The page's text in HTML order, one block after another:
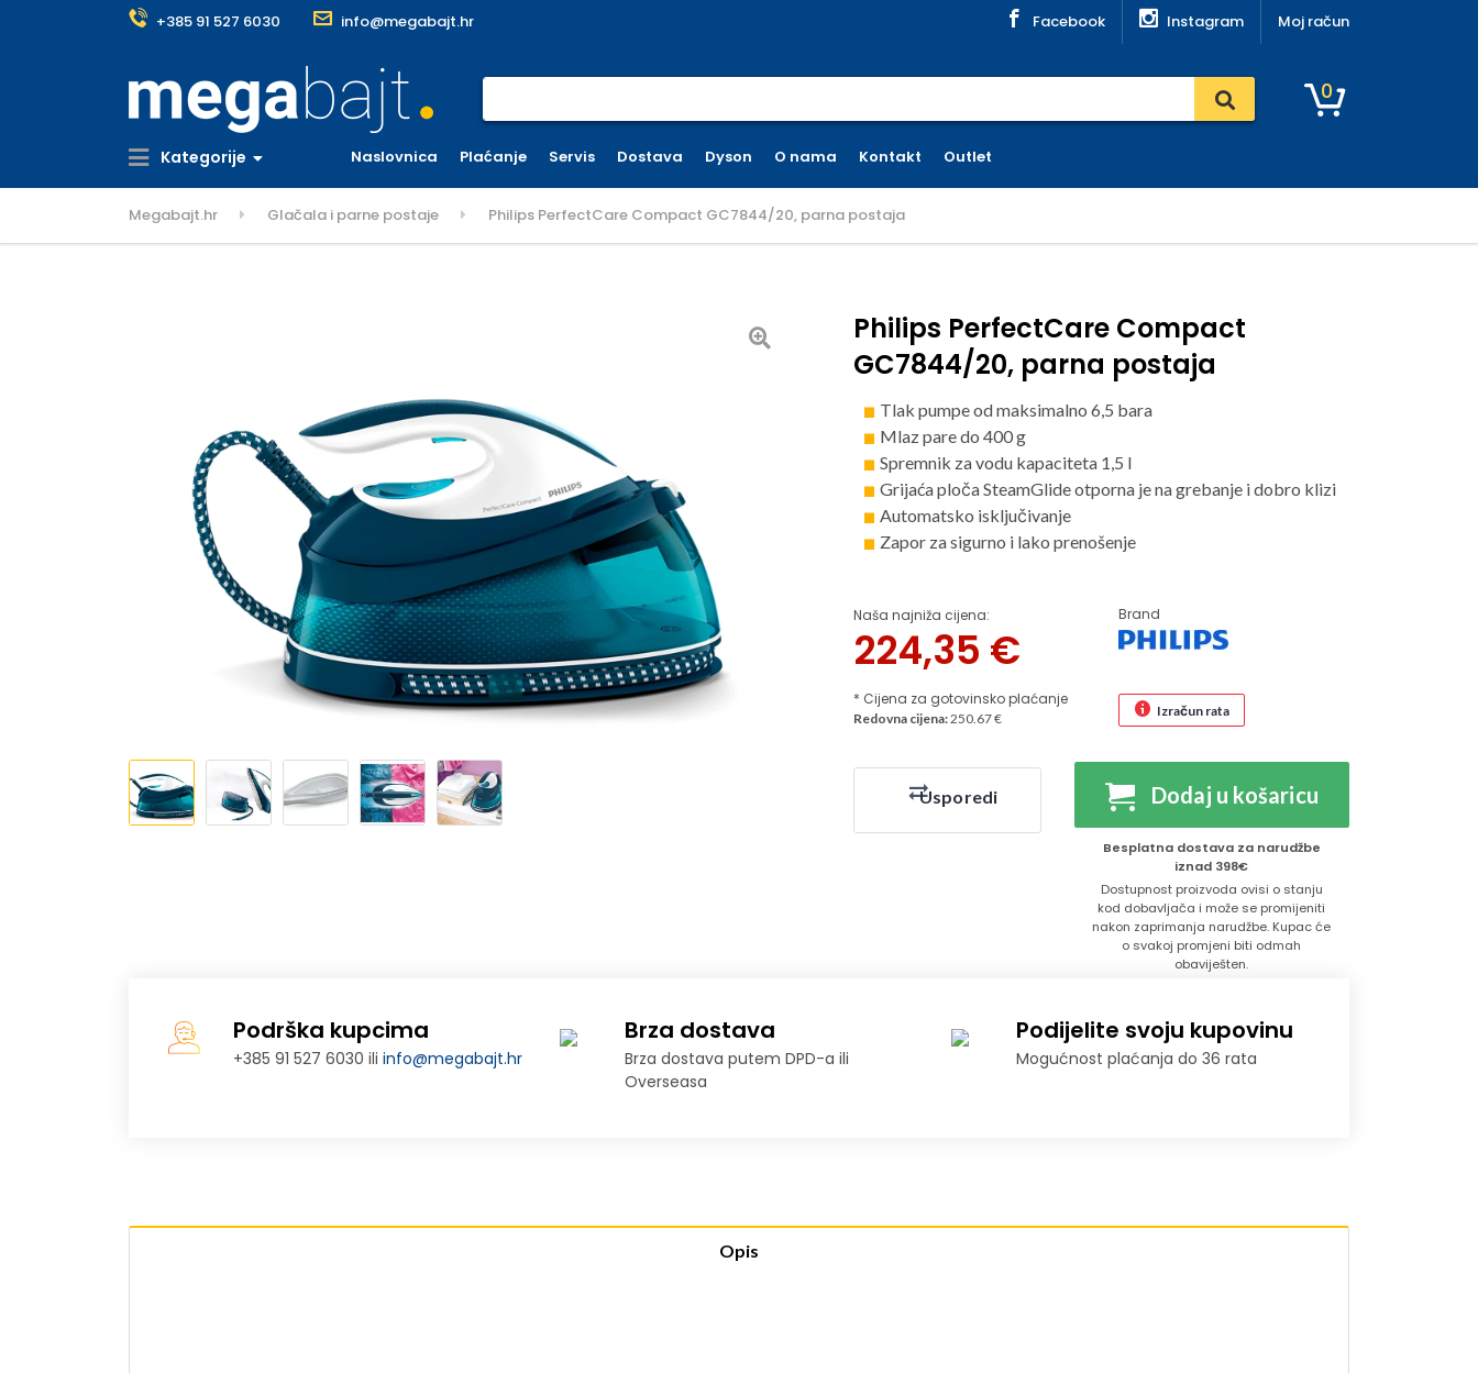
+385 91 527 6030 info@megabajt.hr Facebook Instagram Moj račun
0
Kategorije Naslovnica Plaćanje Servis Dostava Dyson O nama Kontakt Outlet
Megabajt.hr Glačala i parne postaje Philips PerfectCare Compact GC7844/20, parna postaja
Philips PerfectCare Compact
GC7844/20, parna postaja
Tlak pumpe od maksimalno 6,5 bara
Mlaz pare do 400 g
Spremnik za vodu kapaciteta 1,5 l
Grijaća ploča SteamGlide otporna je na grebanje i dobro klizi
Automatsko isključivanje
Zapor za sigurno i lako prenošenje
Naša najniža cijena:
224,35 €
* Cijena za gotovinsko plaćanje
Brand
Redovna cijena:250.67 € Izračun rata
Usporedi Dodaj u košaricu
Besplatna dostava za narudžbe
iznad 398€
Dostupnost proizvoda ovisi o stanju
kod dobavljača i može se promijeniti
nakon zaprimanja narudžbe. Kupac će
o svakoj promjeni biti odmah
obaviješten.
Podrška kupcima
+385 91 527 6030 iliinfo@megabajt.hr
Brza dostava
Brza dostava putem DPD-a ili
Overseasa
Podijelite svoju kupovinu
Mogućnost plaćanja do 36 rata
Opis